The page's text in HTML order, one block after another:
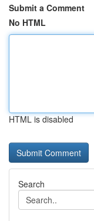
Submit a Comment
No HTML
HTML is disabled
Search